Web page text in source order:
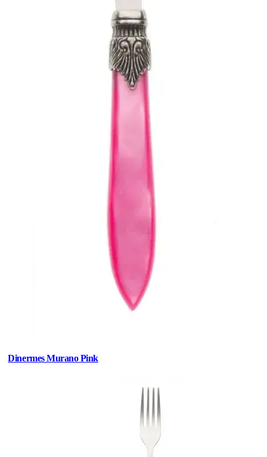
Dinermes Murano Pink